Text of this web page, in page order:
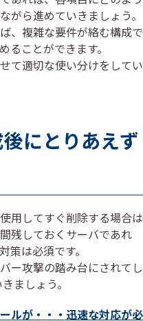
がら進めていきましょう。
、複雑な要件が絡む構成で
ることができます。
て適切な使い分けをしてい
にとりあえず
用してすぐ削除する場合は
残しておくサーバであれ
策は必須です。
ー攻撃の踏み台にされてし
ましょう。
ルが・・・迅速な対応が必